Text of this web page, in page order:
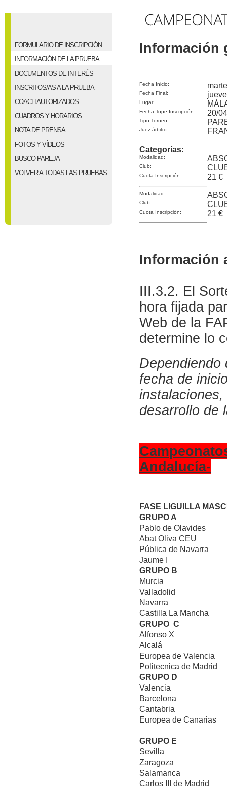
FORMULARIO DE INSCRIPCIÓN
INFORMACIÓN DE LA PRUEBA
DOCUMENTOS DE INTERÉS
INSCRITOS/AS A LA PRUEBA
COACH AUTORIZADOS
CUADROS Y HORARIOS
NOTA DE PRENSA
FOTOS Y VÍDEOS
BUSCO PAREJA
VOLVER A TODAS LAS PRUEBAS
Información
Fecha Inicio:
Fecha Final:
Lugar:
Fecha Tope Inscripción: 20/
Tipo Torneo:
Juez árbitro:
Categorías:
Modalidad:
Club:
Cuota Inscripción: 21 €
Modalidad:
Club:
Cuota Inscripción: 21 €
Información
III.3.2. El
hora fijada
Web de la
determine lo
Dependiendo
fecha de
desarrollo de
Andalucía-
FASE LIGUILLA
GRUPO A
Pablo de Olavides
Abat Oliva CEU
Pública de Navarra
Jaume I
GRUPO B
Murcia
Valladolid
Navarra
Castilla La Mancha
GRUPO C
Alfonso X
Alcalá
Europea de Valencia
Politecnica de Madrid
GRUPO D
Valencia
Barcelona
Cantabria
Europea de Canarias
GRUPO E
Sevilla
Zaragoza
Salamanca
Carlos III de Madrid